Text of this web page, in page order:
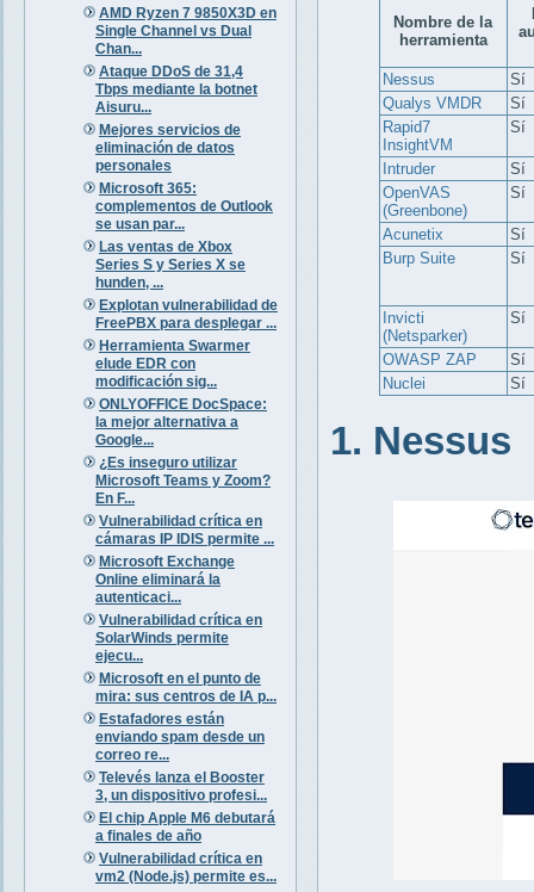
AMD Ryzen 7 9850X3D en
Single Channel vs Dual
Chan...
Ataque DDoS de 31,4
Tbps mediante la botnet
Aisuru...
Mejores servicios de
eliminación de datos
personales
Microsoft 365:
complementos de Outlook
se usan par...
Las ventas de Xbox
Series S y Series X se
hunden, ...
Explotan vulnerabilidad de
FreePBX para desplegar ...
Herramienta Swarmer
elude EDR con
modificación sig...
ONLYOFFICE DocSpace:
la mejor alternativa a
Google...
¿Es inseguro utilizar
Microsoft Teams y Zoom?
En F...
Vulnerabilidad crítica en
cámaras IP IDIS permite ...
Microsoft Exchange
Online eliminará la
autenticaci...
Vulnerabilidad crítica en
SolarWinds permite
ejecu...
Microsoft en el punto de
mira: sus centros de IA p...
Estafadores están
enviando spam desde un
correo re...
Televés lanza el Booster
3, un dispositivo profesi...
El chip Apple M6 debutará
a finales de año
Vulnerabilidad crítica en
vm2 (Node.js) permite es...
Nombre de la
herramienta
Nessus
Sí
Qualys VMDR
Sí
Rapid7
InsightVM
Sí
Intruder
Sí
OpenVAS
(Greenbone)
Sí
Acunetix
Sí
Burp Suite
Sí
Invicti
(Netsparker)
Sí
OWASP ZAP
Sí
Nuclei
Sí
1. Nessus